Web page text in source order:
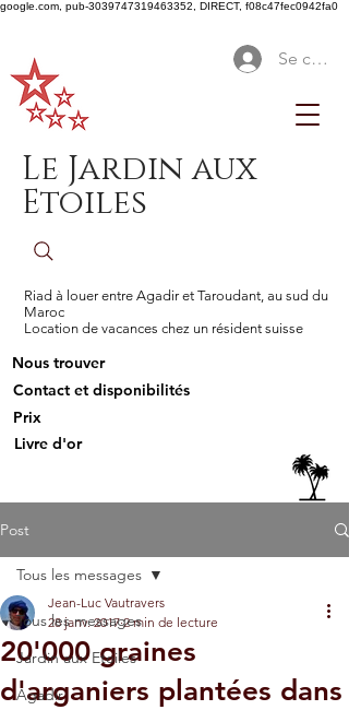
google.com, pub-3039747319463352, DIRECT, f08c47fec0942fa0
Se
Le Jardin aux
Etoiles
Riad à louer entre Agadir et Taroudant, au sud du
Maroc
Location de vacances chez un résident suisse
Nous trouver
Contact et disponibilités
Prix
Livre d'or
Post
Tous les messages
Jardin aux Etoiles
Agadir
Tous les messages
20'000 graines
d'arganiers plantées dans
Jean-Luc Vautravers
28 janv. 2017 2 min de lecture